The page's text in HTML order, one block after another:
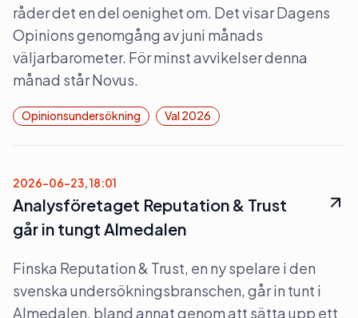
råder det en del oenighet om. Det visar Dagens
Opinions genomgång av juni månads
väljarbarometer. För minst avvikelser denna
månad står Novus.
Opinionsundersökning Val 2026
2026-06-23, 18:01
Analysföretaget Reputation & Trust
går in tungt Almedalen
Finska Reputation & Trust, en ny spelare i den
svenska undersökningsbranschen, går in tunt i
Almedalen, bland annat genom att sätta upp ett